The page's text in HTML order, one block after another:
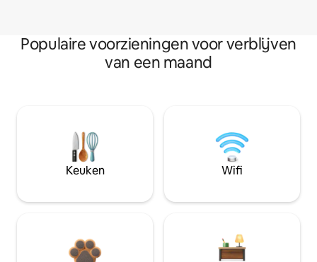
Populaire voorzieningen voor verblijven
van een maand
Keuken Wifi